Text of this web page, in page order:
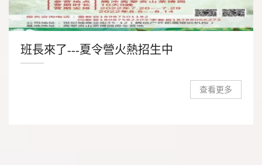
班長來了---夏令營火熱招生中
查看更多